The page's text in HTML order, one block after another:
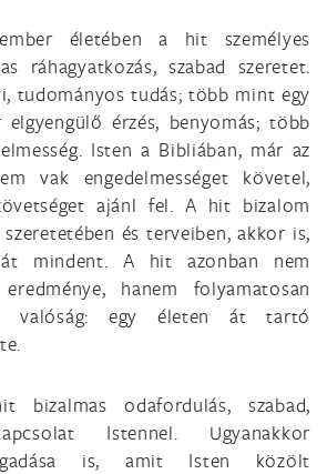
életében a hit személyes
ráhagyatkozás, szabad szeretet.
tudományos tudás; több mint egy
érzés, benyomás; több
Isten a Bibliában, már az
vak engedelmességet követel,
ajánl fel. A hit bizalom
és terveiben, akkor is,
mindent. A hit azonban nem
hanem folyamatosan
valóság: egy életen át tartó
bizalmas odafordulás, szabad,
Istennel. Ugyanakkor
is, amit Isten közölt